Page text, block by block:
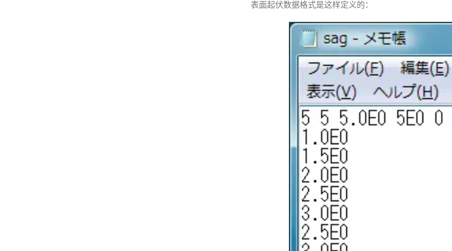
表面起伏数据格式是这样定义的：